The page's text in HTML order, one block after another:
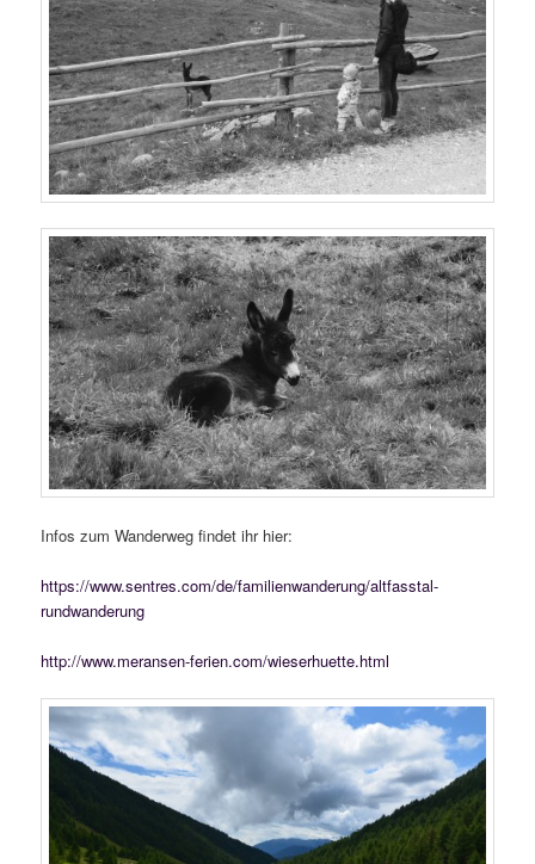
Infos zum Wanderweg findet ihr hier:
https://www.sentres.com/de/familienwanderung/altfasstal-
rundwanderung
http://www.meransen-ferien.com/wieserhuette.html